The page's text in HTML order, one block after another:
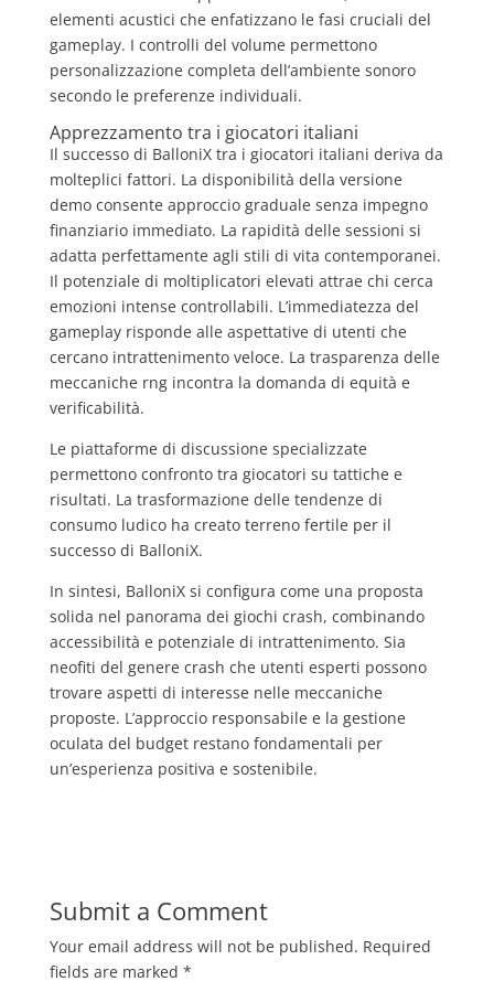
elementi acustici che enfatizzano le fasi cruciali del
gameplay. I controlli del volume permettono
personalizzazione completa dell’ambiente sonoro
secondo le preferenze individuali.
Apprezzamento tra i giocatori italiani
Il successo di BalloniX tra i giocatori italiani deriva da
molteplici fattori. La disponibilità della versione
demo consente approccio graduale senza impegno
finanziario immediato. La rapidità delle sessioni si
adatta perfettamente agli stili di vita contemporanei.
Il potenziale di moltiplicatori elevati attrae chi cerca
emozioni intense controllabili. L’immediatezza del
gameplay risponde alle aspettative di utenti che
cercano intrattenimento veloce. La trasparenza delle
meccaniche rng incontra la domanda di equità e
verificabilità.
Le piattaforme di discussione specializzate
permettono confronto tra giocatori su tattiche e
risultati. La trasformazione delle tendenze di
consumo ludico ha creato terreno fertile per il
successo di BalloniX.
In sintesi, BalloniX si configura come una proposta
solida nel panorama dei giochi crash, combinando
accessibilità e potenziale di intrattenimento. Sia
neofiti del genere crash che utenti esperti possono
trovare aspetti di interesse nelle meccaniche
proposte. L’approccio responsabile e la gestione
oculata del budget restano fondamentali per
un’esperienza positiva e sostenibile.
Submit a Comment
Your email address will not be published. Required
fields are marked *